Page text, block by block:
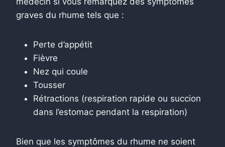
graves du rhume tels que :
Perte d’appétit
Fièvre
Nez qui coule
Tousser
Rétractions (respiration rapide ou succion
dans l’estomac pendant la respiration)
Bien que les symptômes du rhume ne soient